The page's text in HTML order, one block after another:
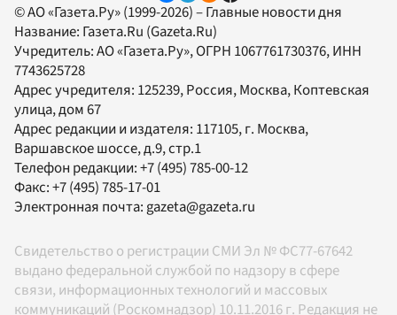
© АО «Газета.Ру» (1999-2026) – Главные новости дня
Название: Газета.Ru (Gazeta.Ru)
Учредитель:АО «Газета.Ру», ОГРН 1067761730376, ИНН
7743625728
Адрес учредителя: 125239, Россия, Москва, Коптевская
улица, дом 67
Адрес редакции и издателя: 117105, г. Москва,
Варшавское шоссе, д.9, стр.1
Телефон редакции:+7 (495) 785-00-12
Факс:+7 (495) 785-17-01
Электронная почта: gazeta@gazeta.ru
Свидетельство о регистрации СМИ Эл № ФС77-67642
выдано федеральной службой по надзору в сфере
связи, информационных технологий и массовых
коммуникаций (Роскомнадзор) 10.11.2016 г. Редакция не